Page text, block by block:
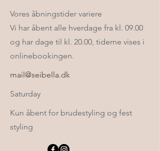
Vores åbningstider variere
Vi har åbent alle hverdage fra kl. 09.00
og har dage til kl. 20.00, tiderne vises i
onlinebookingen.
mail@seibella.dk
Saturday
Kun åbent for brudestyling og fest
styling